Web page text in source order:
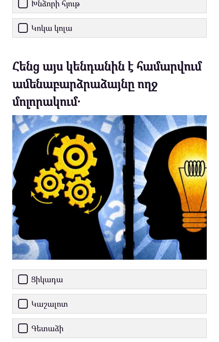
Խնձորի հյութ
Կոկա կոլա
Հենց այս կենդանին է համարվում
ամենաբարձրաձայնը ողջ
մոլորակում․
Ցիկադա
Կաշալոտ
Գետաձի